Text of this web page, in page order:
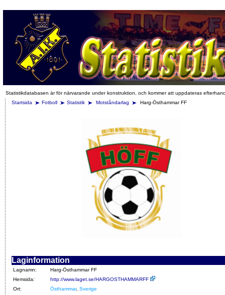
Statistikdatabasen är för närvarande under konstruktion, och kommer att uppdateras
Startsida
Fotboll Statistik Motståndarlag Harg-Östhammar FF
Laginformation
Lagnamn:
Harg-Östhammar FF
Hemsida:
http://www.laget.se/HARGOSTHAMMARFF
Ort:
Östhammar, Sverige